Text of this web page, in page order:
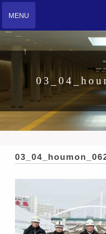
MENU